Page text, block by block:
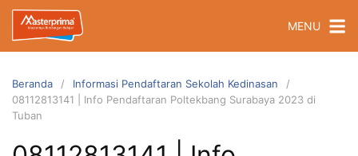
Langsung
konten
MENU
Beranda
Informasi Pendaftaran Sekolah Kedinasan
08112813141 | Info Pendaftaran Poltekbang Surabaya 2023 di
Tuban